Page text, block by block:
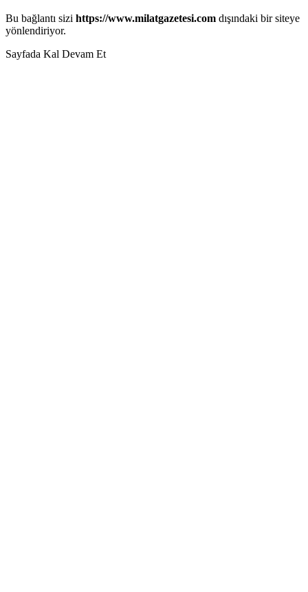
Bu bağlantı sizi https://www.milatgazetesi.com dışındaki bir siteye
yönlendiriyor.
Sayfada Kal Devam Et